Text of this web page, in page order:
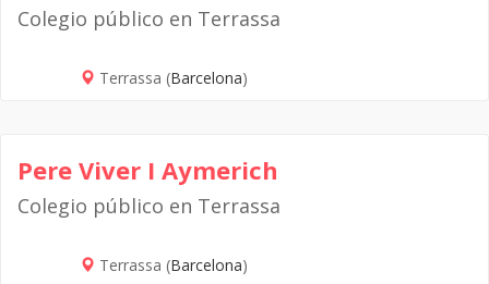
Colegio público en Terrassa
Terrassa (Barcelona)
Pere Viver I Aymerich
Colegio público en Terrassa
Terrassa (Barcelona)